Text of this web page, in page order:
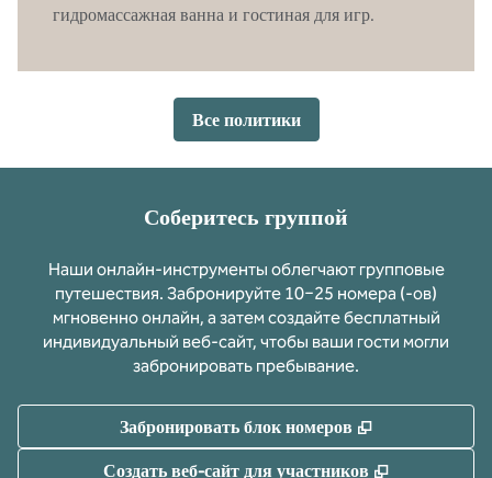
гидромассажная ванна и гостиная для игр.
Все политики
Соберитесь группой
Наши онлайн-инструменты облегчают групповые
путешествия. Забронируйте 10−25 номера (-ов)
мгновенно онлайн, а затем создайте бесплатный
индивидуальный веб-сайт, чтобы ваши гости могли
забронировать пребывание.
Забронировать блок номеров ,
Создать веб-сайт для участников ,